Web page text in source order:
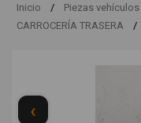
Inicio / Piezas vehículos
CARROCERÍA TRASERA
/
‹